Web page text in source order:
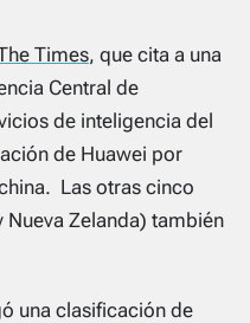
Times, que cita a una
Central de
de inteligencia del
de Huawei por
Las otras cinco
Nueva Zelanda) también
una clasificación de